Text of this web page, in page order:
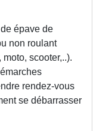
épave de
non roulant
scooter,..).
rendez-vous
se débarrasser